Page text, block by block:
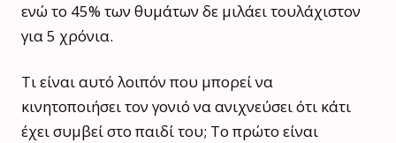
ενώ το 45% των θυμάτων δε μιλάει τουλάχιστον
για 5 χρόνια.
Τι είναι αυτό λοιπόν που μπορεί να
κινητοποιήσει τον γονιό να ανιχνεύσει ότι κάτι
έχει συμβεί στο παιδί του; Το πρώτο είναι